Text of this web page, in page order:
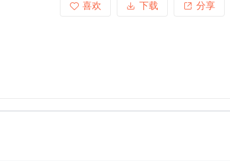
喜欢
下载 分享